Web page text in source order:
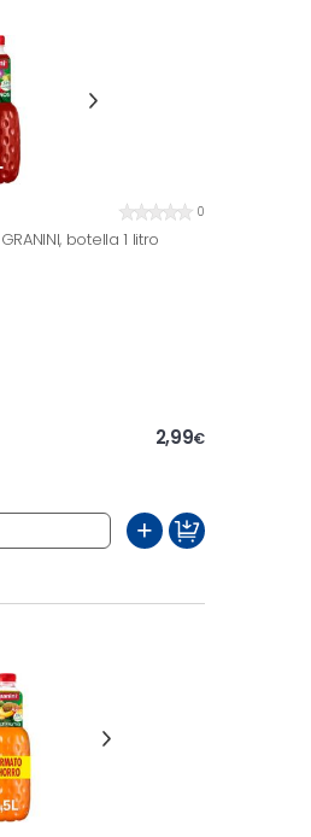
0
botella 1 litro
2,99€
+